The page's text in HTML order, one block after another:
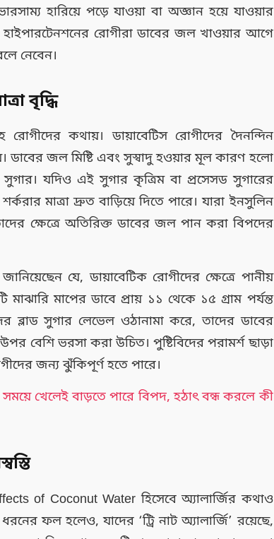
হারিয়ে পড়ে যাওয়া বা অজ্ঞান হয়ে যাওয়ার
হাইপারটেনশনের রোগীরা ডাবের জল খাওয়ার আগে
নেবেন।
বৃদ্ধি
কথায়। ডায়াবেটিস রোগীদের দৈনন্দিন
ডাবের জল মিষ্টি এবং সুস্বাদু হওয়ার মূল কারণ হলো
সুগার। যদিও এই সুগার কৃত্রিম বা প্রসেসড সুগারের
মাত্রা দ্রুত বাড়িয়ে দিতে পারে। যারা ইনসুলিন
ক্ষেত্রে অতিরিক্ত ডাবের জল পান করা বিপদের
যে, ডায়াবেটিক রোগীদের ক্ষেত্রে পানীয়
মাপের ডাবে প্রায় ১১ থেকে ১৫ গ্রাম পর্যন্ত
ব্লাড সুগার লেভেল ওঠানামা করে, তাদের ডাবের
বেশি ভরসা করা উচিত। পুষ্টিবিদের পরামর্শ ছাড়া
জন্য ঝুঁকিপূর্ণ হতে পারে।
খেলেই বাড়তে পারে বিপদ, হঠাৎ বন্ধ করলে কী
of Coconut Water হিসেবে অ্যালার্জির কথাও
ফল হলেও, যাদের ‘ট্রি নাট অ্যালার্জি’ রয়েছে,